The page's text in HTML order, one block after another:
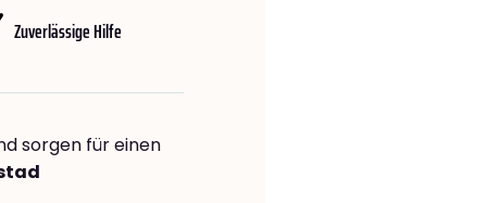
Zuverlässige Hilfe
sorgen für einen